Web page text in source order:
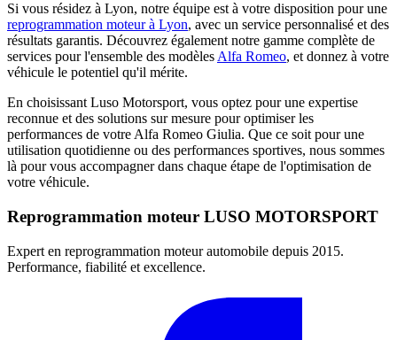
Si vous résidez à Lyon, notre équipe est à votre disposition pour une
reprogrammation moteur à Lyon, avec un service personnalisé et des
résultats garantis. Découvrez également notre gamme complète de
services pour l'ensemble des modèles Alfa Romeo, et donnez à votre
véhicule le potentiel qu'il mérite.
En choisissant Luso Motorsport, vous optez pour une expertise
reconnue et des solutions sur mesure pour optimiser les
performances de votre Alfa Romeo Giulia. Que ce soit pour une
utilisation quotidienne ou des performances sportives, nous sommes
là pour vous accompagner dans chaque étape de l'optimisation de
votre véhicule.
Reprogrammation moteur LUSO MOTORSPORT
Expert en reprogrammation moteur automobile depuis 2015.
Performance, fiabilité et excellence.